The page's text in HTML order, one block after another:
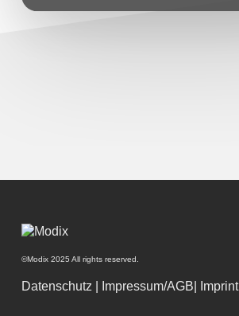
©Modix 2025 All rights reserved.
Datenschutz Impressum/AGB Imprint